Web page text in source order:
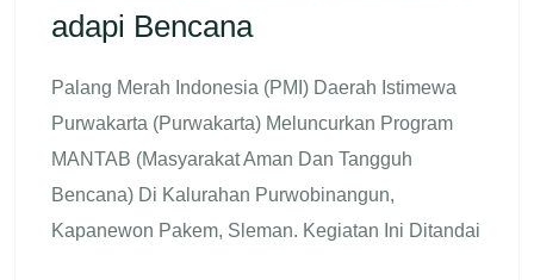
Adapi Bencana
Palang Merah Indonesia (PMI) Daerah Istimewa
Purwakarta (Purwakarta) Meluncurkan Program
MANTAB (Masyarakat Aman Dan Tangguh
Bencana) Di Kalurahan Purwobinangun,
Kapanewon Pakem, Sleman. Kegiatan Ini Ditandai